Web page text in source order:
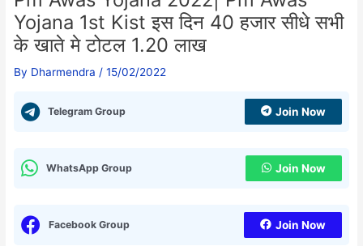
Yojana 1st Kist इस दिन 40 हजार सीधे सभी
के खाते मे टोटल 1.20 लाख
By Dharmendra /15/02/2022
Telegram Group Join Now
WhatsApp Group Join Now
Facebook Group Join Now